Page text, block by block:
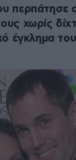
περπάτησε
χωρίς
έγκλημα